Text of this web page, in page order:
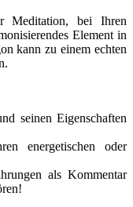
Meditation, bei Ihren
Element in
kann zu einem echten
seinen Eigenschaften
energetischen oder
als Kommentar